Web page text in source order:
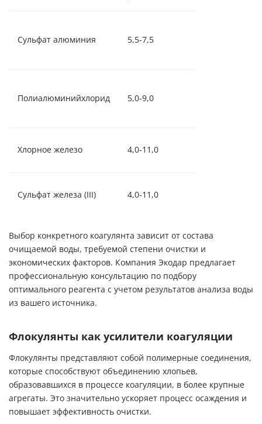
Сульфат алюминия 5,5-7,5
Полиалюминийхлорид 5,0-9,0
Хлорное железо 4,0-11,0
Сульфат железа (III) 4,0-11,0
Выбор конкретного коагулянта зависит от состава
очищаемой воды, требуемой степени очистки и
экономических факторов. Компания Экодар предлагает
профессиональную консультацию по подбору
оптимального реагента с учетом результатов анализа воды
из вашего источника.
Флокулянты как усилители коагуляции
Флокулянты представляют собой полимерные соединения,
которые способствуют объединению хлопьев,
образовавшихся в процессе коагуляции, в более крупные
агрегаты. Это значительно ускоряет процесс осаждения и
повышает эффективность очистки.